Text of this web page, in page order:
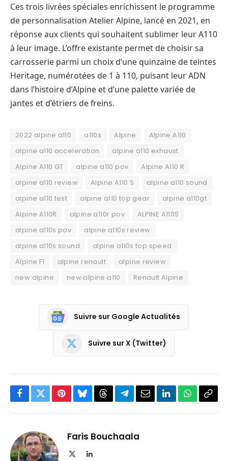
Ces trois livrées spéciales enrichissent le programme
de personnalisation Atelier Alpine, lancé en 2021, en
réponse aux clients qui souhaitent sublimer leur A110
à leur image. L’offre existante permet de choisir sa
carrosserie parmi un choix d’une quinzaine de teintes
Heritage, numérotées de 1 à 110, puisant leur ADN
dans l’histoire d’Alpine et d’une palette variée de
jantes et d’étriers de freins.
2022 alpine a110 a110s Alpine
Alpine A110
alpine a110 acceleration
alpine a110 exhaust
Alpine A110 GT
alpine a110 pov
Alpine A110 R
alpine a110 review
Alpine A110 S
alpine a110 sound
alpine a110 test
alpine a110 top gear
alpine a110gt
Alpine A110R
alpine a110r pov
ALPINE A110S
alpine a110s pov
alpine a110s review
alpine a110s sound
alpine a110s top speed
Alpine F1
alpine renault
alpine review
new alpine
new alpine a110 Renault Alpine
Suivre sur Google Actualités
Suivre sur X (Twitter)
Facebook
TwitterPinterestBlueskyThreadsPartager
Telegram
EmailLinkedInWhatsApp
Faris Bouchaala
LinkedIn